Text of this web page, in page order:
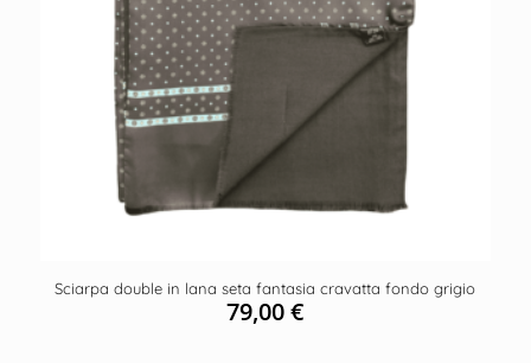
Sciarpa double in lana seta fantasia cravatta fondo grigio
79,00€